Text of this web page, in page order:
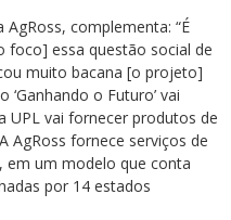
complementa: “É
essa questão social de
muito bacana [o projeto]
o Futuro’ vai
UPL vai fornecer produtos de
AgRoss fornece serviços de
em um modelo que conta
por 14 estados